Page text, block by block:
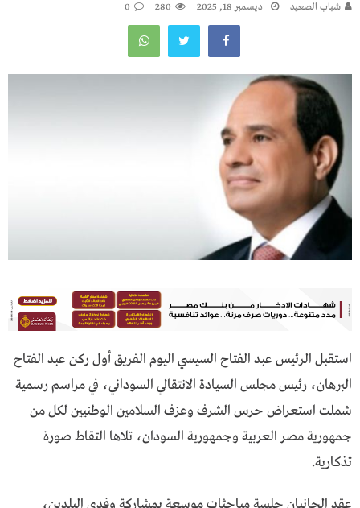
شباب الصعيد ديسمبر 18, 2025 280
0
استقبل الرئيس عبد الفتاح السيسي اليوم الفريق أول ركن عبد الفتاح
البرهان، رئيس مجلس السيادة الانتقالي السوداني، في مراسم رسمية
شملت استعراض حرس الشرف وعزف السلامين الوطنيين لكل من
جمهورية مصر العربية وجمهورية السودان، تلاها التقاط صورة
تذكارية.
عقد الجانبان جلسة مباحثات موسعة بمشاركة وفدي البلدين،